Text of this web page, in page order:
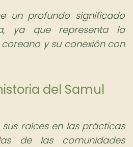
un profundo significado
ya que representa la
y su conexión con
del Samul
raíces en las prácticas
de las comunidades